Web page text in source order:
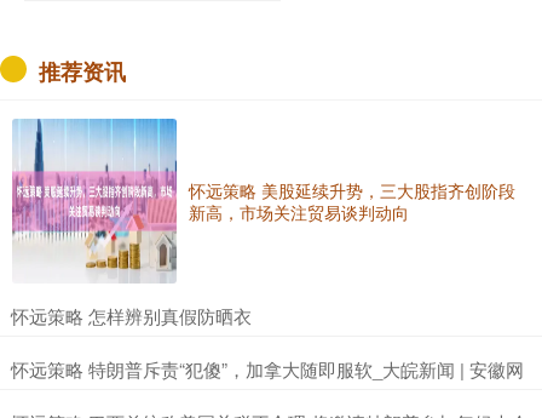
推荐资讯
怀远策略 美股延续升势，三大股指齐创阶段
新高，市场关注贸易谈判动向
​怀远策略 怎样辨别真假防晒衣
​怀远策略 特朗普斥责“犯傻”，加拿大随即服软_大皖新闻 | 安徽网